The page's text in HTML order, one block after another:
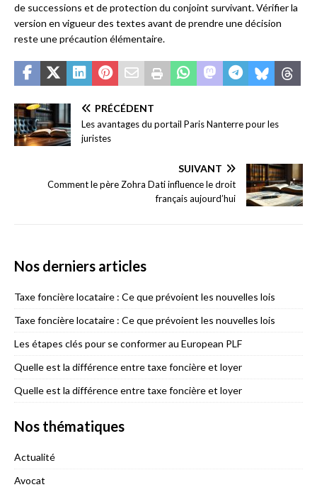
de successions et de protection du conjoint survivant. Vérifier la
version en vigueur des textes avant de prendre une décision
reste une précaution élémentaire.
PRÉCÉDENT
Les avantages du portail Paris Nanterre pour les
juristes
SUIVANT
Comment le père Zohra Dati influence le droit
français aujourd’hui
Nos derniers articles
Taxe foncière locataire : Ce que prévoient les nouvelles lois
Taxe foncière locataire : Ce que prévoient les nouvelles lois
Les étapes clés pour se conformer au European PLF
Quelle est la différence entre taxe foncière et loyer
Quelle est la différence entre taxe foncière et loyer
Nos thématiques
Actualité
Avocat